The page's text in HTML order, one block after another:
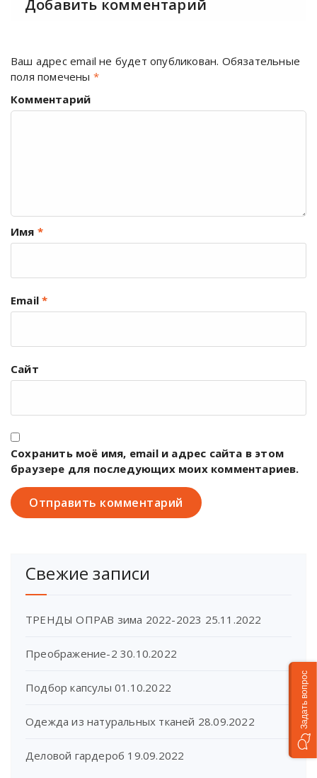
Добавить комментарий
Ваш адрес email не будет опубликован. Обязательные
поля помечены *
Комментарий
Имя *
Email*
Сайт
Сохранить моё имя, email и адрес сайта в этом
браузере для последующих моих комментариев.
Свежие записи
ТРЕНДЫ ОПРАВ зима 2022-2023 25.11.2022
Преображение-2 30.10.2022
Подбор капсулы 01.10.2022
Одежда из натуральных тканей 28.09.2022
Деловой гардероб 19.09.2022
Задать вопрос